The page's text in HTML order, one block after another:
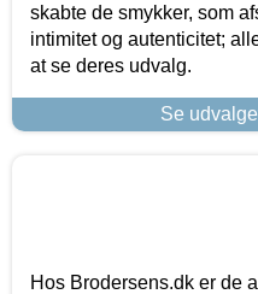
skabte de smykker, som
intimitet og autenticitet;
at se deres udvalg.
Se
Hos Brodersens.dk er de